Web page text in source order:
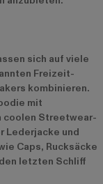
sich auf viele
Freizeit-
kombinieren.
mit
coolen Streetwear-
Lederjacke und
Caps, Rucksäcke
letzten Schliff